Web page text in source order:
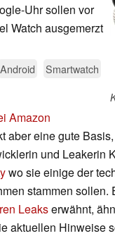
Uhr sollen vor
Watch ausgemerzt
Android
Smartwatch
Amazon
aber eine gute
und Leakerin
wo sie einige der
stammen sollen.
Leakserwähnt,
aktuellen Hinweise